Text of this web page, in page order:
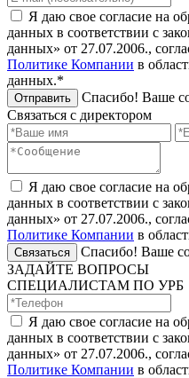
Я даю свое согласие на
данных в соответствии с
данных» от 27.07.2006.,
Политике Компании в
данных.*
Отправить
Спасибо! Ваше
Связаться с директором
Я даю свое согласие на
данных в соответствии с
данных» от 27.07.2006.,
Политике Компании в
Связаться
Спасибо! Ваше
ЗАДАЙТЕ ВОПРОСЫ
СПЕЦИАЛИСТАМ ПО УРБ
Я даю свое согласие на
данных в соответствии с
данных» от 27.07.2006.,
Политике Компании в